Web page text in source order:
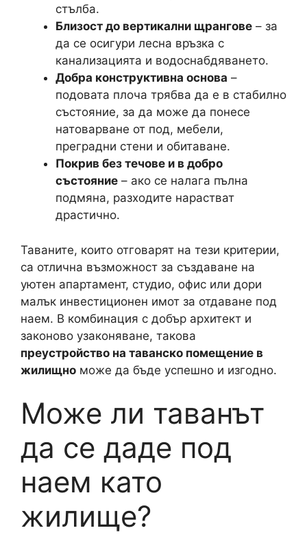
стълба.
Близост до вертикални щрангове – за
да се осигури лесна връзка с
канализацията и водоснабдяването.
Добра конструктивна основа –
подовата плоча трябва да е в стабилно
състояние, за да може да понесе
натоварване от под, мебели,
преградни стени и обитаване.
Покрив без течове и в добро
състояние – ако се налага пълна
подмяна, разходите нарастват
драстично.
Таваните, които отговарят на тези критерии,
са отлична възможност за създаване на
уютен апартамент, студио, офис или дори
малък инвестиционен имот за отдаване под
наем. В комбинация с добър архитект и
законово узаконяване, такова
преустройство на таванско помещение в
жилищно може да бъде успешно и изгодно.
Може ли таванът
да се даде под
наем като
жилище?